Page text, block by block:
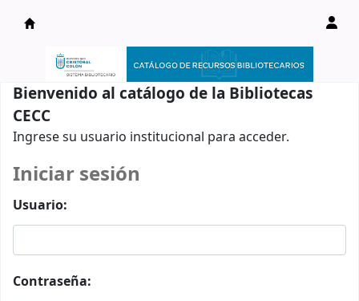
Catálogo en línea
Bienvenido al catálogo de la Bibliotecas
CECC
Ingrese su usuario institucional para acceder.
Iniciar sesión
Usuario:
Contraseña: